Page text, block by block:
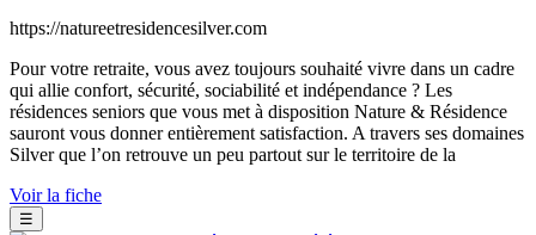
https://natureetresidencesilver.com
Pour votre retraite, vous avez toujours souhaité vivre dans un cadre
qui allie confort, sécurité, sociabilité et indépendance ? Les
résidences seniors que vous met à disposition Nature & Résidence
sauront vous donner entièrement satisfaction. A travers ses domaines
Silver que l’on retrouve un peu partout sur le territoire de la
Voir la fiche
☰